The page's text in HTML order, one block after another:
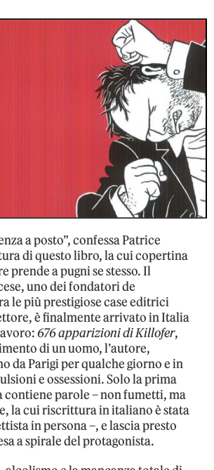
a posto”, confessa Patrice
di questo libro, la cui copertina
prende a pugni se stesso. Il
uno dei fondatori de
le più prestigiose case editrici
è finalmente arrivato in Italia
676 apparizioni di Killofer,
di un uomo, l’autore,
da Parigi per qualche giorno e in
e ossessioni. Solo la prima
contiene parole – non fumetti, ma
la cui riscrittura in italiano è stata
in persona –, e lascia presto
a spirale del protagonista.